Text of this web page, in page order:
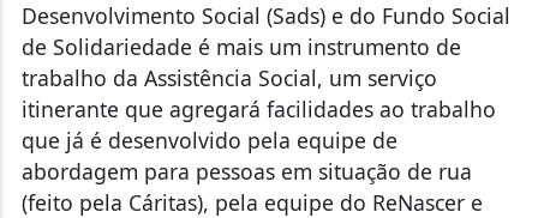
Desenvolvimento Social (Sads) e do Fundo Social
de Solidariedade é mais um instrumento de
trabalho da Assistência Social, um serviço
itinerante que agregará facilidades ao trabalho
que já é desenvolvido pela equipe de
abordagem para pessoas em situação de rua
(feito pela Cáritas), pela equipe do ReNascer e